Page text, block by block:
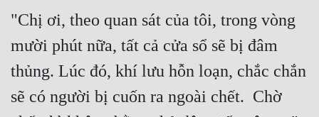
"Chị ơi, theo quan sát của tôi, trong vòng
mười phút nữa, tất cả cửa sổ sẽ bị đâm
thủng. Lúc đó, khí lưu hỗn loạn, chắc chắn
sẽ có người bị cuốn ra ngoài chết.  Chờ